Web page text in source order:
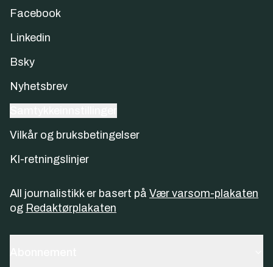
Facebook
Linkedin
Bsky
Nyhetsbrev
Vilkår og bruksbetingelser
KI-retningslinjer
All journalistikk er basert på Vær varsom-plakaten
og Redaktørplakaten